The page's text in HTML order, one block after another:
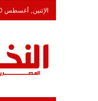
الإثنين, أغسطس 10 2026